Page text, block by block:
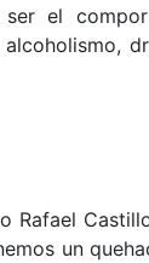
el
Rafael
un